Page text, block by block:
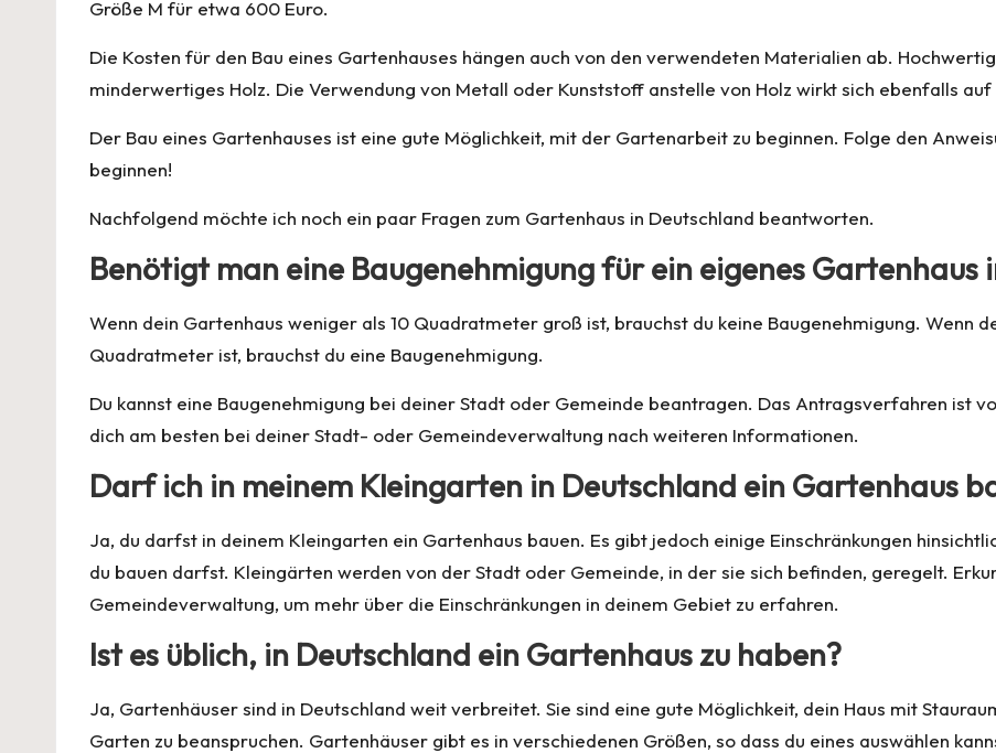
Größe M für etwa 600 Euro.
Die Kosten für den Bau eines Gartenhauses hängen auch von den verwendeten Materialien ab.
minderwertiges Holz. Die Verwendung von Metall oder Kunststoff anstelle von Holz wirkt sich ebenfalls
Der Bau eines Gartenhauses ist eine gute Möglichkeit, mit der Gartenarbeit zu beginnen. Folge den
beginnen!
Nachfolgend möchte ich noch ein paar Fragen zum Gartenhaus in Deutschland beantworten.
Benötigt man eine Baugenehmigung für ein eigenes Gartenhaus
Wenn dein Gartenhaus weniger als 10 Quadratmeter groß ist, brauchst du keine Baugenehmigung. Wenn
Quadratmeter ist, brauchst du eine Baugenehmigung.
Du kannst eine Baugenehmigung bei deiner Stadt oder Gemeinde beantragen. Das Antragsverfahren ist
dich am besten bei deiner Stadt- oder Gemeindeverwaltung nach weiteren Informationen.
Darf ich in meinem Kleingarten in Deutschland ein Gartenhaus
Ja, du darfst in deinem Kleingarten ein Gartenhaus bauen. Es gibt jedoch einige Einschränkungen
du bauen darfst. Kleingärten werden von der Stadt oder Gemeinde, in der sie sich befinden, geregelt.
Gemeindeverwaltung, um mehr über die Einschränkungen in deinem Gebiet zu erfahren.
Ist es üblich, in Deutschland ein Gartenhaus zu haben?
Ja, Gartenhäuser sind in Deutschland weit verbreitet. Sie sind eine gute Möglichkeit, dein Haus mit
Garten zu beanspruchen. Gartenhäuser gibt es in verschiedenen Größen, so dass du eines auswählen